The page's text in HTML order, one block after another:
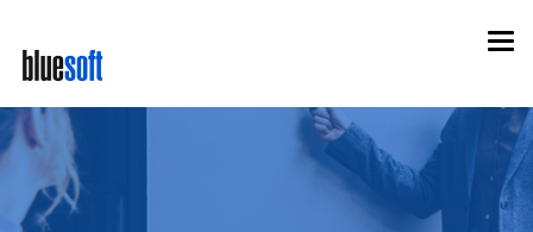
main
content